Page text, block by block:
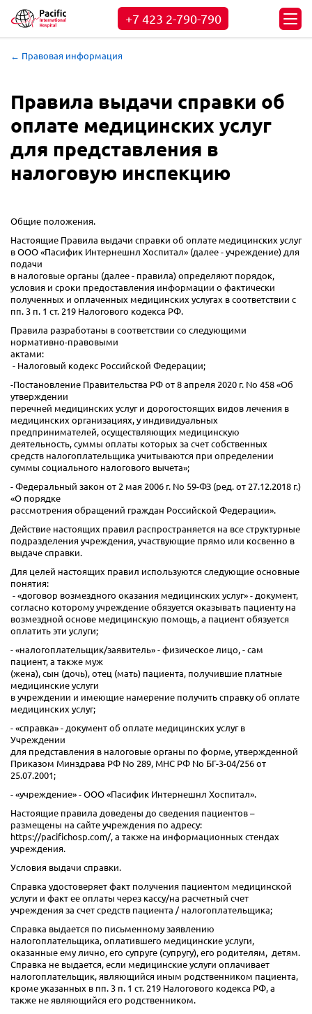
+7 423 2-790-790
← Правовая информация
Правила выдачи справки об
оплате медицинских услуг
для представления в
налоговую инспекцию
Общие положения.
Настоящие Правила выдачи справки об оплате медицинских услуг
в ООО «Пасифик Интернешнл Хоспитал» (далее - учреждение) для
подачи
в налоговые органы (далее - правила) определяют порядок,
условия и сроки предоставления информации о фактически
полученных и оплаченных медицинских услугах в соответствии с
пп. 3 п. 1 ст. 219 Налогового кодекса РФ.
Правила разработаны в соответствии со следующими
нормативно-правовыми
актами:
- Налоговый кодекс Российской Федерации;
-Постановление Правительства РФ от 8 апреля 2020 г. No 458 «Об
утверждении
перечней медицинских услуг и дорогостоящих видов лечения в
медицинских организациях, у индивидуальных
предпринимателей, осуществляющих медицинскую
деятельность, суммы оплаты которых за счет собственных
средств налогоплательщика учитываются при определении
суммы социального налогового вычета»;
- Федеральный закон от 2 мая 2006 г. No 59-ФЗ (ред. от 27.12.2018 г.)
«О порядке
рассмотрения обращений граждан Российской Федерации».
Действие настоящих правил распространяется на все структурные
подразделения учреждения, участвующие прямо или косвенно в
выдаче справки.
Для целей настоящих правил используются следующие основные
понятия:
- «договор возмездного оказания медицинских услуг» - документ,
согласно которому учреждение обязуется оказывать пациенту на
возмездной основе медицинскую помощь, а пациент обязуется
оплатить эти услуги;
- «налогоплательщик/заявитель» - физическое лицо, - сам
пациент, а также муж
(жена), сын (дочь), отец (мать) пациента, получившие платные
медицинские услуги
в учреждении и имеющие намерение получить справку об оплате
медицинских услуг;
- «справка» - документ об оплате медицинских услуг в
Учреждении
для представления в налоговые органы по форме, утвержденной
Приказом Минздрава РФ No 289, МНС РФ No БГ-3-04/256 от
25.07.2001;
- «учреждение» - ООО «Пасифик Интернешнл Хоспитал».
Настоящие правила доведены до сведения пациентов –
размещены на сайте учреждения по адресу:
https://pacifichosp.com/, а также на информационных стендах
учреждения.
Условия выдачи справки.
Справка удостоверяет факт получения пациентом медицинской
услуги и факт ее оплаты через кассу/на расчетный счет
учреждения за счет средств пациента / налогоплательщика;
Справка выдается по письменному заявлению
налогоплательщика, оплатившего медицинские услуги,
оказанные ему лично, его супруге (супругу), его родителям, детям.
Справка не выдается, если медицинские услуги оплачивает
налогоплательщик, являющийся иным родственником пациента,
кроме указанных в пп. 3 п. 1 ст. 219 Налогового кодекса РФ, а
также не являющийся его родственником.